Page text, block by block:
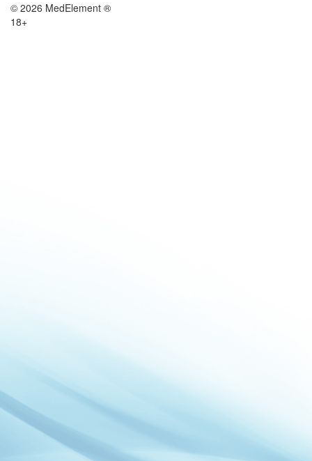
© 2026 MedElement ®
18+